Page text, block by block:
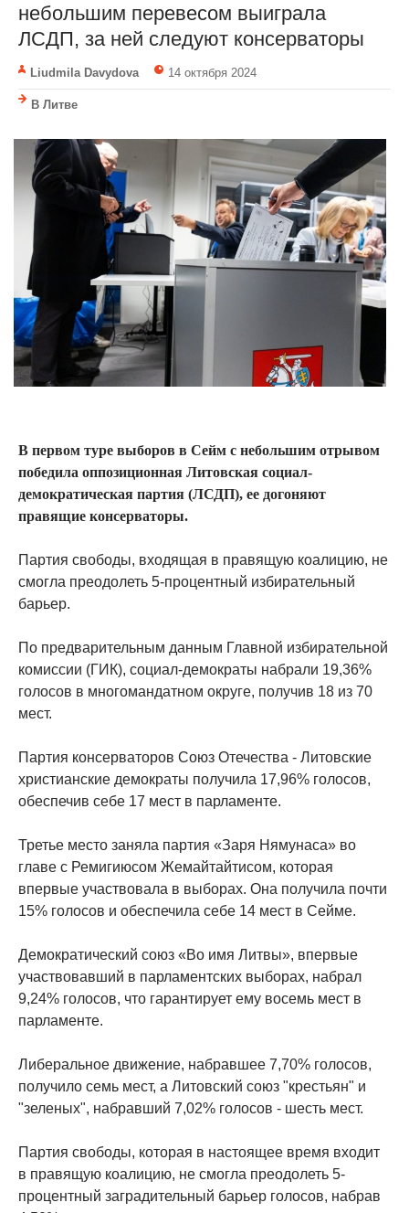
небольшим перевесом выиграла
ЛСДП, за ней следуют консерваторы
Liudmila Davydova 14 октября 2024
В Литве
В первом туре выборов в Сейм с небольшим отрывом
победила оппозиционная Литовская социал-
демократическая партия (ЛСДП), ее догоняют
правящие консерваторы.
Партия свободы, входящая в правящую коалицию, не
смогла преодолеть 5-процентный избирательный
барьер.
По предварительным данным Главной избирательной
комиссии (ГИК), социал-демократы набрали 19,36%
голосов в многомандатном округе, получив 18 из 70
мест.
Партия консерваторов Союз Отечества - Литовские
христианские демократы получила 17,96% голосов,
обеспечив себе 17 мест в парламенте.
Третье место заняла партия «Заря Нямунаса» во
главе с Ремигиюсом Жемайтайтисом, которая
впервые участвовала в выборах. Она получила почти
15% голосов и обеспечила себе 14 мест в Сейме.
Демократический союз «Во имя Литвы», впервые
участвовавший в парламентских выборах, набрал
9,24% голосов, что гарантирует ему восемь мест в
парламенте.
Либеральное движение, набравшее 7,70% голосов,
получило семь мест, а Литовский союз "крестьян" и
"зеленых", набравший 7,02% голосов - шесть мест.
Партия свободы, которая в настоящее время входит
в правящую коалицию, не смогла преодолеть 5-
процентный заградительный барьер голосов, набрав